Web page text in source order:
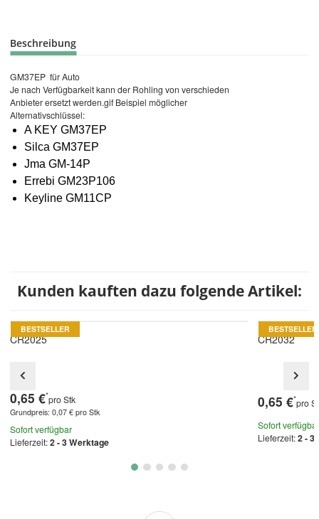
Beschreibung
GM37EP für Auto
Je nach Verfügbarkeit kann der Rohling von verschieden
Anbieter ersetzt werden.gif Beispiel möglicher
Alternativschlüssel:
A KEY GM37EP
Silca GM37EP
Jma GM-14P
Errebi GM23P106
Keyline GM11CP
Kunden kauften dazu folgende Artikel:
BESTSELLER
CR2025
0,65 €*pro Stk
Grundpreis: 0,07 € pro Stk
Sofort verfügbar
Lieferzeit:2 - 3 Werktage
BESTSELLER
CR2032
0,65 €*pro
Sofort verfügbar
Lieferzeit:2 - 3